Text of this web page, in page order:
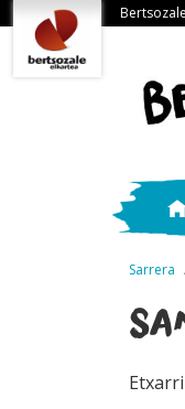
Sarrera